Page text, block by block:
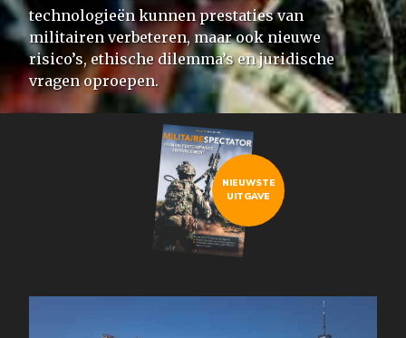
technologieën kunnen prestaties van
militairen verbeteren, maar ook nieuwe
risico’s, ethische dilemma’s en juridische
vragen oproepen.
NIEUWSTE
UITGAVE